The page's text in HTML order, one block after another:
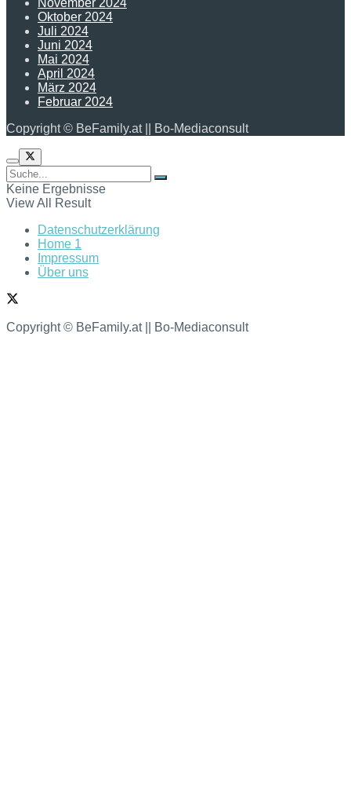
Oktober 2024
Juli 2024
Juni 2024
Mai 2024
April 2024
März 2024
Februar 2024
Copyright © BeFamily.at || Bo-Mediaconsult
Keine Ergebnisse
View All Result
Datenschutzerklärung
Home 1
Impressum
Über uns
Copyright © BeFamily.at || Bo-Mediaconsult